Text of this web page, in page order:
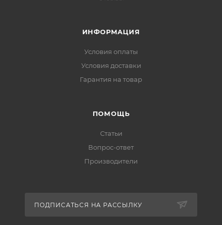
ИНФОРМАЦИЯ
Условия оплаты
Условия доставки
Гарантия на товар
ПОМОЩЬ
Статьи
Вопрос-ответ
Производители
ПОДПИСАТЬСЯ НА РАССЫЛКУ